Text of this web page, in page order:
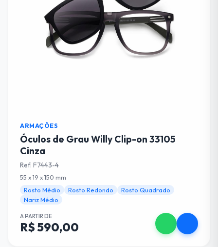
ARMAÇÕES
Óculos de Grau Willy Clip-on 33105
Cinza
Ref: F7443-4
55 x 19 x 150 mm
Rosto Médio
Rosto Redondo
Rosto Quadrado
Nariz Médio
A PARTIR DE
R$ 590,00